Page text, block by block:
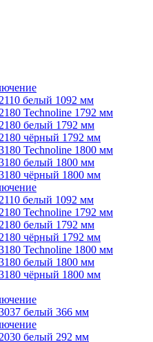
белый 1092 мм
Technoline 1792 мм
белый 1792 мм
чёрный 1792 мм
Technoline 1800 мм
белый 1800 мм
чёрный 1800 мм
белый 1092 мм
Technoline 1792 мм
белый 1792 мм
чёрный 1792 мм
Technoline 1800 мм
белый 1800 мм
чёрный 1800 мм
белый 366 мм
белый 292 мм